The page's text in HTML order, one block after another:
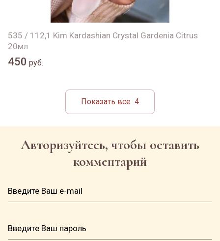
535 / 112,1 Kim Kardashian Crystal Gardenia Citrus
20мл
450 руб.
Показать все 4
Авторизуйтесь, чтобы оставить
комментарий